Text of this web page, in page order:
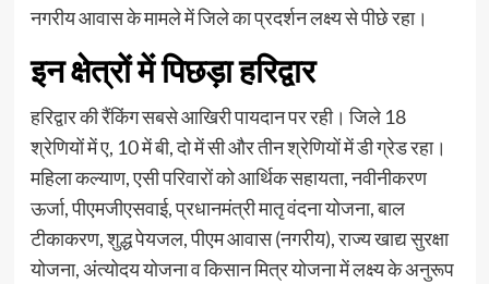
नगरीय आवास के मामले में जिले का प्रदर्शन लक्ष्य से पीछे रहा।
इन क्षेत्रों में पिछड़ा हरिद्वार
हरिद्वार की रैंकिंग सबसे आखिरी पायदान पर रही। जिले 18
श्रेणियों में ए, 10 में बी, दो में सी और तीन श्रेणियों में डी ग्रेड रहा।
महिला कल्याण, एसी परिवारों को आर्थिक सहायता, नवीनीकरण
ऊर्जा, पीएमजीएसवाई, प्रधानमंत्री मातृ वंदना योजना, बाल
टीकाकरण, शुद्ध पेयजल, पीएम आवास (नगरीय), राज्य खाद्य सुरक्षा
योजना, अंत्योदय योजना व किसान मित्र योजना में लक्ष्य के अनुरूप